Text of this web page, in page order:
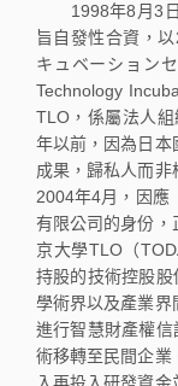
1998年8月3日
旨自發性合資，
キュベーション
Technology
TLO，係屬法人
年以前，因為日本
成果，歸私人而非
2004年4月，因應
有限公司的身份，
京大學TLO（
持股的技術控股股
學術界以及產業界
進行智慧財產權信
術移轉至民間企業